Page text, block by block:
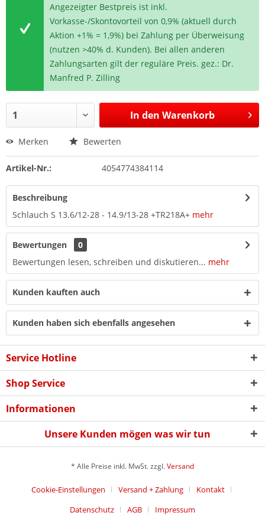
Angezeigter Bestpreis ist inkl.
Vorkasse-/Skontovorteil von 0,9% (aktuell durch
Aktion +1% = 1,9%) bei Zahlung per Überweisung
(nutzen >40% d. Kunden). Bei allen anderen
Zahlungsarten gilt der reguläre Preis. gez.: Dr.
Manfred P. Zilling
In den Warenkorb
Merken Bewerten
Artikel-Nr.: 4054774384114
Beschreibung
Schlauch S 13.6/12-28 - 14.9/13-28 +TR218A+ mehr
Bewertungen
0
Bewertungen lesen, schreiben und diskutieren... mehr
Kunden kauften auch
Kunden haben sich ebenfalls angesehen
Service Hotline
Shop Service
Informationen
Unsere Kunden mögen was wir tun
* Alle Preise inkl. MwSt. zzgl.Versand
Cookie-Einstellungen Versand + Zahlung
Kontakt
Datenschutz
AGB Impressum